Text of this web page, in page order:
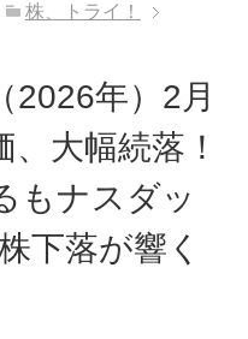
株、トライ！
2026年）2月
大幅続落！
もナスダッ
下落が響く